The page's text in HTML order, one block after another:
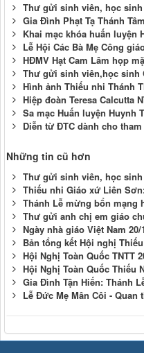
Thư gửi sinh viên, học
Gia Đình Phạt Tạ Thánh
Khai mạc khóa huấn luyện
Lễ Hội Các Bà Mẹ Công
HĐMV Hạt Cam Lâm họp
Thư gửi sinh viên,học sinh
Hình ảnh Thiếu nhi Thánh
Hiệp đoàn Teresa Calcutta
Sa mạc Huấn luyện Huynh
Diễn từ ĐTC dành cho
Những tin cũ hơn
Thư gửi sinh viên, học
Thiếu nhi Giáo xứ Liên
Thánh Lễ mừng bổn mạng
Thư gửi anh chị em giáo
Ngày nhà giáo Việt Nam
Bản tổng kết Hội nghị
Hội Nghị Toàn Quốc TNTT
Hội Nghị Toàn Quốc Thiếu
Gia Đình Tận Hiến: Thánh
Lễ Đức Mẹ Mân Côi - Quan